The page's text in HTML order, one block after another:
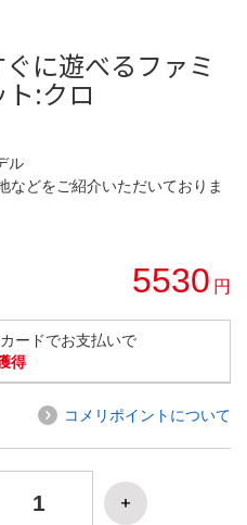
に遊べるファミ
ト:クロ
ル
などをご紹介いただいておりま
5530 円
ードでお支払いで
得
コメリポイントについて